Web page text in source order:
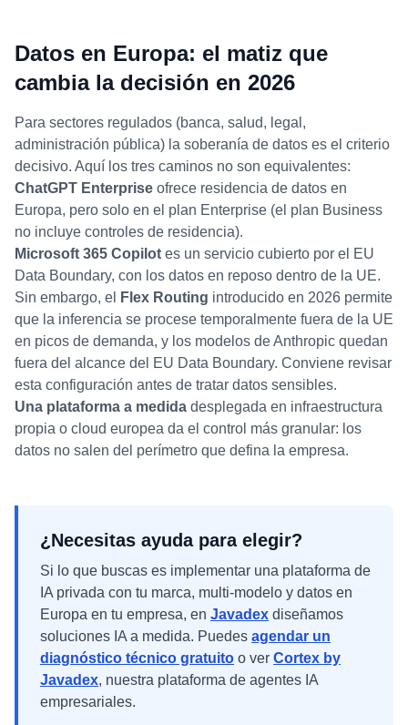
Datos en Europa: el matiz que
cambia la decisión en 2026
Para sectores regulados (banca, salud, legal,
administración pública) la soberanía de datos es el criterio
decisivo. Aquí los tres caminos no son equivalentes:
ChatGPT Enterprise ofrece residencia de datos en
Europa, pero solo en el plan Enterprise (el plan Business
no incluye controles de residencia).
Microsoft 365 Copilot es un servicio cubierto por el EU
Data Boundary, con los datos en reposo dentro de la UE.
Sin embargo, el
Flex Routing introducido en 2026 permite
que la inferencia se procese temporalmente fuera de la UE
en picos de demanda, y los modelos de Anthropic quedan
fuera del alcance del EU Data Boundary. Conviene revisar
esta configuración antes de tratar datos sensibles.
Una plataforma a medida desplegada en infraestructura
propia o cloud europea da el control más granular: los
datos no salen del perímetro que defina la empresa.
¿Necesitas ayuda para elegir?
Si lo que buscas es implementar una plataforma de
IA privada con tu marca, multi-modelo y datos en
Europa en tu empresa, en Javadex diseñamos
soluciones IA a medida. Puedes agendar un
diagnóstico técnico gratuito o ver Cortex by
Javadex, nuestra plataforma de agentes IA
empresariales.